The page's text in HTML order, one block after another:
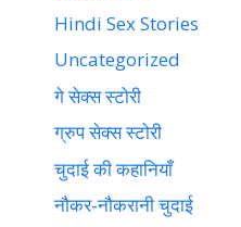
Hindi Sex Stories
Uncategorized
गे सेक्स स्टोरी
ग्रुप सेक्स स्टोरी
चुदाई की कहानियाँ
नौकर-नौकरानी चुदाई